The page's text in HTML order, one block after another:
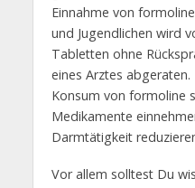
Einnahme von
und Jugendlichen wird
Tabletten ohne
eines Arztes
Konsum von formoline
Medikamente
Darmtätigkeit
Vor allem solltest Du